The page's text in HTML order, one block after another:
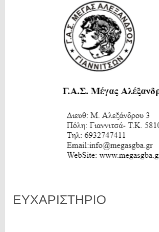
ΕΥΧΑΡΙΣΤΗΡΙΟ